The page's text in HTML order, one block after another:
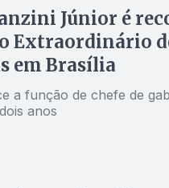
Júnior é
Extraordinário
em Brasília
a função de chefe de
anos